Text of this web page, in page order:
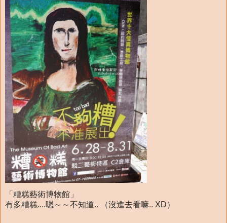
「糟糕藝術博物館」
有多糟糕....嗯～～不知道.. （沒進去看嘛.. XD）